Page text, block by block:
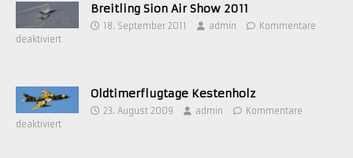
Breitling Sion Air Show 2011
18. September 2011 admin
Kommentare
deaktiviert
Oldtimerflugtage Kestenholz
23. August 2009 admin
Kommentare
deaktiviert